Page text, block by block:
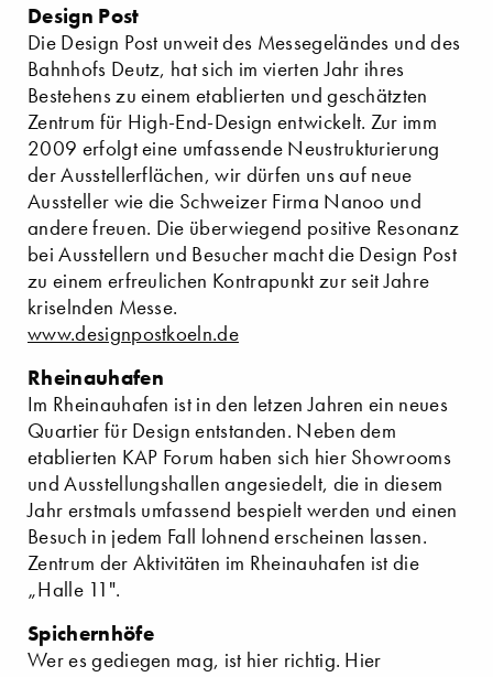
Design Post
Die Design Post unweit des Messegeländes und des
Bahnhofs Deutz, hat sich im vierten Jahr ihres
Bestehens zu einem etablierten und geschätzten
Zentrum für High-End-Design entwickelt. Zur imm
2009 erfolgt eine umfassende Neustrukturierung
der Ausstellerflächen, wir dürfen uns auf neue
Aussteller wie die Schweizer Firma Nanoo und
andere freuen. Die überwiegend positive Resonanz
bei Ausstellern und Besucher macht die Design Post
zu einem erfreulichen Kontrapunkt zur seit Jahre
kriselnden Messe.
www.designpostkoeln.de
Rheinauhafen
Im Rheinauhafen ist in den letzen Jahren ein neues
Quartier für Design entstanden. Neben dem
etablierten KAP Forum haben sich hier Showrooms
und Ausstellungshallen angesiedelt, die in diesem
Jahr erstmals umfassend bespielt werden und einen
Besuch in jedem Fall lohnend erscheinen lassen.
Zentrum der Aktivitäten im Rheinauhafen ist die
„Halle 11".
Spichernhöfe
Wer es gediegen mag, ist hier richtig. Hier